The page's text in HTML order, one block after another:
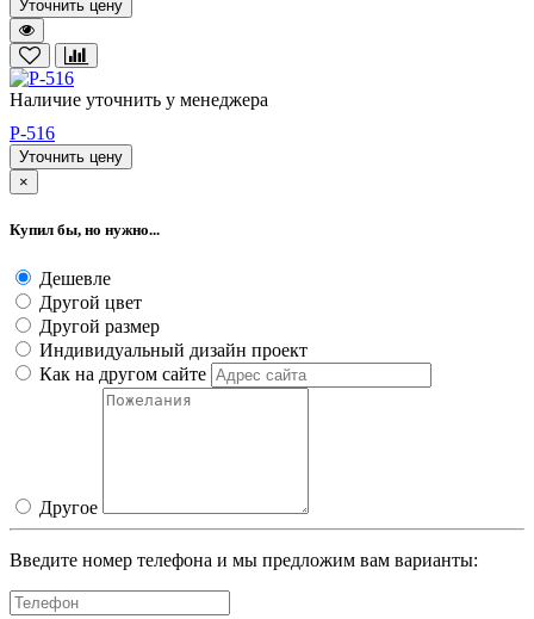
Уточнить цену
Наличие уточнить у менеджера
P-516
Уточнить цену
×
Купил бы, но нужно...
Дешевле
Другой цвет
Другой размер
Индивидуальный дизайн проект
Как на другом сайте
Другое
Введите номер телефона и мы предложим вам варианты: